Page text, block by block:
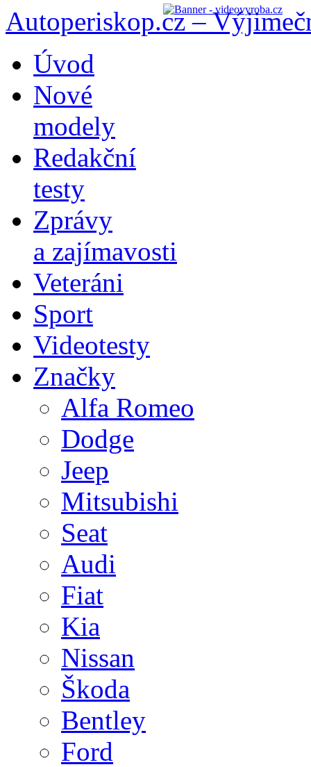
Autoperiskop.cz –
obsahu
webu
Úvod
Nové
modely
Redakční
testy
Zprávy
a zajímavosti
Veteráni
Sport
Videotesty
Značky
Alfa Romeo
Dodge
Jeep
Mitsubishi
Seat
Audi
Fiat
Kia
Nissan
Škoda
Bentley
Ford